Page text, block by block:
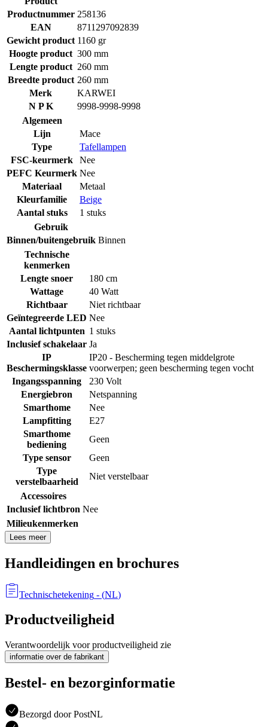
Productnummer 258136
EAN
8711297092839
Gewicht product 1160 gr
Hoogte product 300 mm
Lengte product 260 mm
Breedte product 260 mm
Merk
KARWEI
N P K
9998-9998-9998
Algemeen
Lijn
Mace
Type
Tafellampen
FSC-keurmerk
Nee
PEFC Keurmerk Nee
Materiaal
Metaal
Kleurfamilie
Beige
Aantal stuks
1 stuks
Gebruik
Binnen/buitengebruik Binnen
Technische
kenmerken
Lengte snoer
180 cm
Wattage
40 Watt
Richtbaar
Niet richtbaar
Geïntegreerde LED Nee
Aantal lichtpunten 1 stuks
Inclusief schakelaar Ja
IP
Beschermingsklasse
IP20 - Bescherming tegen middelgrote
voorwerpen; geen bescherming tegen vocht
Ingangsspanning
230 Volt
Energiebron
Netspanning
Smarthome
Nee
Lampfitting
E27
Smarthome
bediening
Geen
Type sensor
Geen
Type
verstelbaarheid
Niet verstelbaar
Accessoires
Inclusief lichtbron Nee
Milieukenmerken
Lees meer
Handleidingen en brochures
Technischetekening - (NL)
Productveiligheid
Verantwoordelijk voor productveiligheid zie
informatie over de fabrikant
Bestel- en bezorginformatie
Bezorgd door PostNL